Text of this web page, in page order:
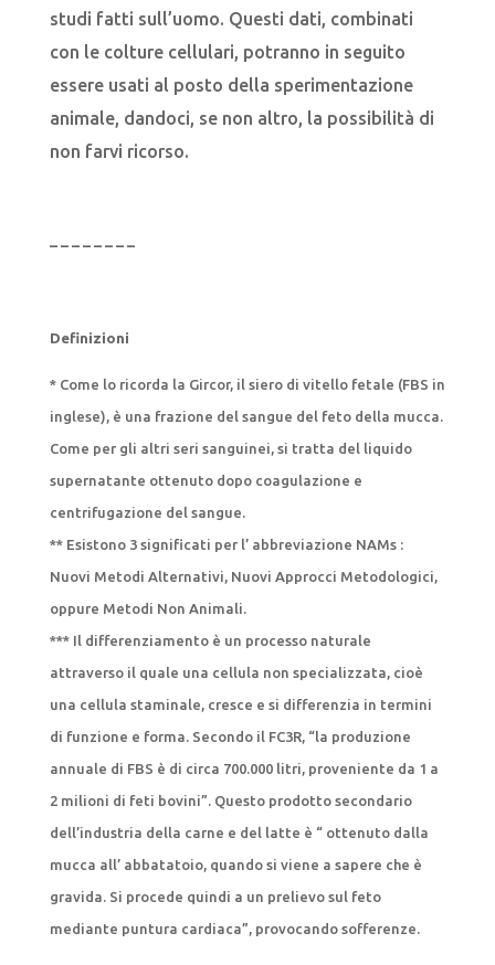
studi fatti sull’uomo. Questi dati, combinati
con le colture cellulari, potranno in seguito
essere usati al posto della sperimentazione
animale, dandoci, se non altro, la possibilità di
non farvi ricorso.
– – – – – – – –
Definizioni
* Come lo ricorda la Gircor, il siero di vitello fetale (FBS in
inglese), è una frazione del sangue del feto della mucca.
Come per gli altri seri sanguinei, si tratta del liquido
supernatante ottenuto dopo coagulazione e
centrifugazione del sangue.
** Esistono 3 significati per l’ abbreviazione NAMs :
Nuovi Metodi Alternativi, Nuovi Approcci Metodologici,
oppure Metodi Non Animali.
*** Il differenziamento è un processo naturale
attraverso il quale una cellula non specializzata, cioè
una cellula staminale, cresce e si differenzia in termini
di funzione e forma. Secondo il FC3R, “la produzione
annuale di FBS è di circa 700.000 litri, proveniente da 1 a
2 milioni di feti bovini”. Questo prodotto secondario
dell’industria della carne e del latte è “ ottenuto dalla
mucca all’ abbatatoio, quando si viene a sapere che è
gravida. Si procede quindi a un prelievo sul feto
mediante puntura cardiaca”, provocando sofferenze.